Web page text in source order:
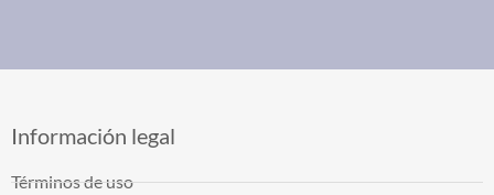
Información legal
Términos de uso